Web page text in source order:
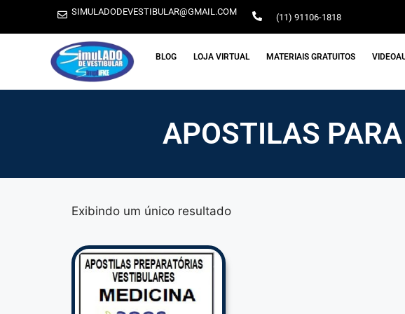
SIMULADODEVESTIBULAR@GMAIL.COM (11) 91106-1818
BLOG LOJA VIRTUAL MATERIAIS GRATUITOS
APOSTILAS
Exibindo um único resultado